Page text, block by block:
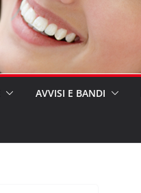
AVVISI E BANDI